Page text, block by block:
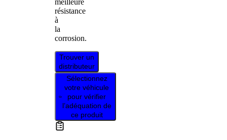
résistance
à
la
corrosion.
Trouver un
distributeur
Sélectionnez
votre véhicule
pour vérifier
l’adéquation de
ce produit